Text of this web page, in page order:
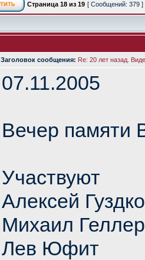
Страница 18 из 19 [ Сообщений: 379 ]
Заголовок сообщения: Re: 20 лет назад.
07.11.2005
Вечер памяти
Участвуют
Алексей
Михаил Геллер
Лев Юфит